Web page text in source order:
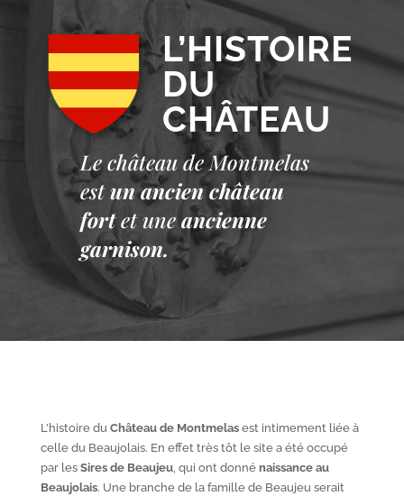
L’HISTOIRE
DU
CHÂTEAU
Le château de Montmelas
est un ancien château
fort et une ancienne
garnison.
L’histoire duChâteau de Montmelasest intimement liée à
celle du Beaujolais. En effet très tôt le site a été occupé
par les Sires de Beaujeu, qui ont donné naissance au
Beaujolais. Une branche de la famille de Beaujeu serait